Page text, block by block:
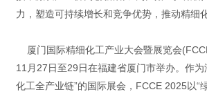
力，塑造可持续增长和竞争优势，推动精细
厦门国际精细化工产业大会暨展览会
11月27日至29日在福建省厦门市举办。作为
化工全产业链”的国际展会，FCCE 2025以“